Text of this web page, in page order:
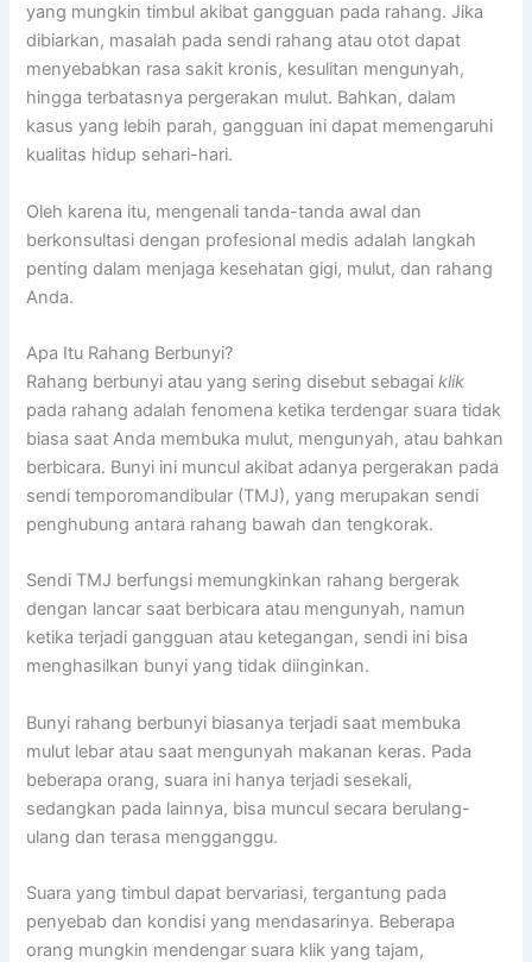
yang mungkin timbul akibat gangguan pada rahang. Jika
dibiarkan, masalah pada sendi rahang atau otot dapat
menyebabkan rasa sakit kronis, kesulitan mengunyah,
hingga terbatasnya pergerakan mulut. Bahkan, dalam
kasus yang lebih parah, gangguan ini dapat memengaruhi
kualitas hidup sehari-hari.
Oleh karena itu, mengenali tanda-tanda awal dan
berkonsultasi dengan profesional medis adalah langkah
penting dalam menjaga kesehatan gigi, mulut, dan rahang
Anda.
Apa Itu Rahang Berbunyi?
Rahang berbunyi atau yang sering disebut sebagaiklik
pada rahang adalah fenomena ketika terdengar suara tidak
biasa saat Anda membuka mulut, mengunyah, atau bahkan
berbicara. Bunyi ini muncul akibat adanya pergerakan pada
sendi temporomandibular (TMJ), yang merupakan sendi
penghubung antara rahang bawah dan tengkorak.
Sendi TMJ berfungsi memungkinkan rahang bergerak
dengan lancar saat berbicara atau mengunyah, namun
ketika terjadi gangguan atau ketegangan, sendi ini bisa
menghasilkan bunyi yang tidak diinginkan.
Bunyi rahang berbunyi biasanya terjadi saat membuka
mulut lebar atau saat mengunyah makanan keras. Pada
beberapa orang, suara ini hanya terjadi sesekali,
sedangkan pada lainnya, bisa muncul secara berulang-
ulang dan terasa mengganggu.
Suara yang timbul dapat bervariasi, tergantung pada
penyebab dan kondisi yang mendasarinya. Beberapa
orang mungkin mendengar suara klik yang tajam,